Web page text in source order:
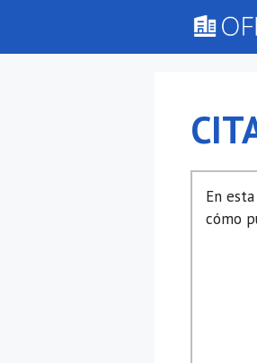
contenido
En
cómo